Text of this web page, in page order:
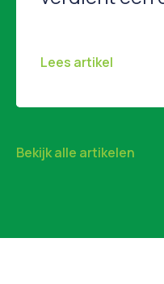
Lees artikel
Bekijk alle artikelen